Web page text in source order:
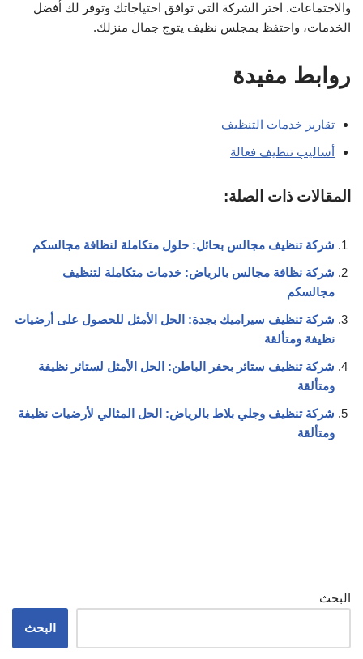
والاجتماعات. اختر الشركة التي توافق احتياجاتك وتوفر لك أفضل
الخدمات، واحتفظ بمجلس نظيف يتوج جمال منزلك.
روابط مفيدة
تقارير خدمات التنظيف
أساليب تنظيف فعالة
المقالات ذات الصلة:
شركة تنظيف مجالس بحائل: حلول متكاملة لنظافة مجالسكم
شركة نظافة مجالس بالرياض: خدمات متكاملة لتنظيف
مجالسكم
شركة تنظيف سيراميك بجدة: الحل الأمثل للحصول على أرضيات
نظيفة ومتألقة
شركة تنظيف ستائر بحفر الباطن: الحل الأمثل لستائر نظيفة
ومتألقة
شركة تنظيف وجلي بلاط بالرياض: الحل المثالي لأرضيات نظيفة
ومتألقة
البحث
البحث